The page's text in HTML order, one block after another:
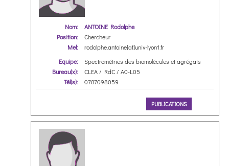
Nom:
ANTOINE Rodolphe
Position:
Chercheur
Mel:
rodolphe.antoine[at]univ-lyon1.fr
Equipe:
Spectrométries des biomolécules et agrégats
Bureau(x):
CLEA / RdC / A0-L05
Tél(s):
0787098059
PUBLICATIONS